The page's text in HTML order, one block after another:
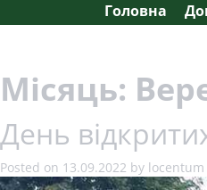
Головна
Місяць:
День
Posted on 13.09.2022 by locentum